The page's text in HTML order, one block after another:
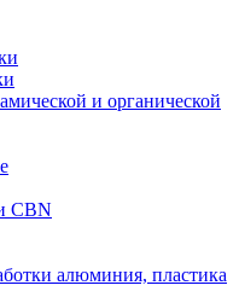
и органической
CBN
алюминия, пластика